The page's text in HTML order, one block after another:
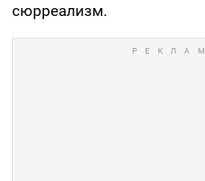
сюрреализм.